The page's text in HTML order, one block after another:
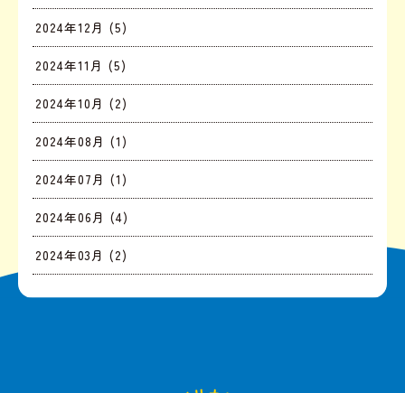
2024年12月 (5)
2024年11月 (5)
2024年10月 (2)
2024年08月 (1)
2024年07月 (1)
2024年06月 (4)
2024年03月 (2)